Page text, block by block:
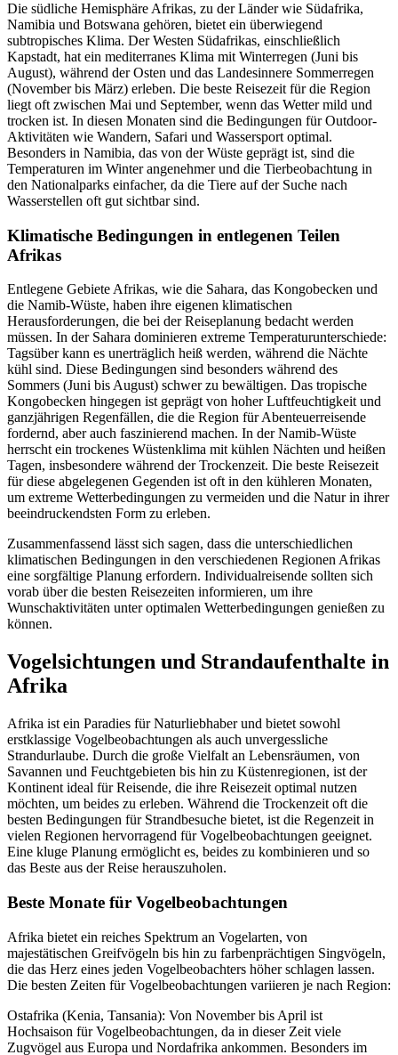
Die südliche Hemisphäre Afrikas, zu der Länder wie Südafrika,
Namibia und Botswana gehören, bietet ein überwiegend
subtropisches Klima. Der Westen Südafrikas, einschließlich
Kapstadt, hat ein mediterranes Klima mit Winterregen (Juni bis
August), während der Osten und das Landesinnere Sommerregen
(November bis März) erleben. Die beste Reisezeit für die Region
liegt oft zwischen Mai und September, wenn das Wetter mild und
trocken ist. In diesen Monaten sind die Bedingungen für Outdoor-
Aktivitäten wie Wandern, Safari und Wassersport optimal.
Besonders in Namibia, das von der Wüste geprägt ist, sind die
Temperaturen im Winter angenehmer und die Tierbeobachtung in
den Nationalparks einfacher, da die Tiere auf der Suche nach
Wasserstellen oft gut sichtbar sind.
Klimatische Bedingungen in entlegenen Teilen
Afrikas
Entlegene Gebiete Afrikas, wie die Sahara, das Kongobecken und
die Namib-Wüste, haben ihre eigenen klimatischen
Herausforderungen, die bei der Reiseplanung bedacht werden
müssen. In der Sahara dominieren extreme Temperaturunterschiede:
Tagsüber kann es unerträglich heiß werden, während die Nächte
kühl sind. Diese Bedingungen sind besonders während des
Sommers (Juni bis August) schwer zu bewältigen. Das tropische
Kongobecken hingegen ist geprägt von hoher Luftfeuchtigkeit und
ganzjährigen Regenfällen, die die Region für Abenteuerreisende
fordernd, aber auch faszinierend machen. In der Namib-Wüste
herrscht ein trockenes Wüstenklima mit kühlen Nächten und heißen
Tagen, insbesondere während der Trockenzeit. Die beste Reisezeit
für diese abgelegenen Gegenden ist oft in den kühleren Monaten,
um extreme Wetterbedingungen zu vermeiden und die Natur in ihrer
beeindruckendsten Form zu erleben.
Zusammenfassend lässt sich sagen, dass die unterschiedlichen
klimatischen Bedingungen in den verschiedenen Regionen Afrikas
eine sorgfältige Planung erfordern. Individualreisende sollten sich
vorab über die besten Reisezeiten informieren, um ihre
Wunschaktivitäten unter optimalen Wetterbedingungen genießen zu
können.
Vogelsichtungen und Strandaufenthalte in
Afrika
Afrika ist ein Paradies für Naturliebhaber und bietet sowohl
erstklassige Vogelbeobachtungen als auch unvergessliche
Strandurlaube. Durch die große Vielfalt an Lebensräumen, von
Savannen und Feuchtgebieten bis hin zu Küstenregionen, ist der
Kontinent ideal für Reisende, die ihre Reisezeit optimal nutzen
möchten, um beides zu erleben. Während die Trockenzeit oft die
besten Bedingungen für Strandbesuche bietet, ist die Regenzeit in
vielen Regionen hervorragend für Vogelbeobachtungen geeignet.
Eine kluge Planung ermöglicht es, beides zu kombinieren und so
das Beste aus der Reise herauszuholen.
Beste Monate für Vogelbeobachtungen
Afrika bietet ein reiches Spektrum an Vogelarten, von
majestätischen Greifvögeln bis hin zu farbenprächtigen Singvögeln,
die das Herz eines jeden Vogelbeobachters höher schlagen lassen.
Die besten Zeiten für Vogelbeobachtungen variieren je nach Region:
Ostafrika (Kenia, Tansania): Von November bis April ist
Hochsaison für Vogelbeobachtungen, da in dieser Zeit viele
Zugvögel aus Europa und Nordafrika ankommen. Besonders im